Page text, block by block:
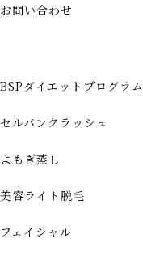
お問い合わせ
BSPダイエットプログラム
セルバンクラッシュ
よもぎ蒸し
美容ライト脱毛
フェイシャル